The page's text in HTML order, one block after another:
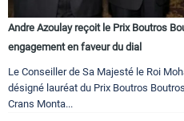
Andre Azoulay reçoit le Prix Boutros
engagement en faveur du dial
Le Conseiller de Sa Majesté le Roi
désigné lauréat du Prix Boutros
Crans Monta...